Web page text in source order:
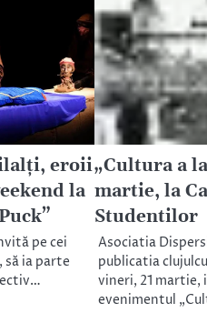
eroii
la
pe cei
să ia parte
„Cultura a
martie, la
Studentilor
Asociatia
publicatia
vineri, 21 martie,
evenimentul